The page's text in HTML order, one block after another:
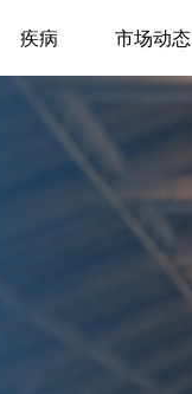
疾病 市场动态